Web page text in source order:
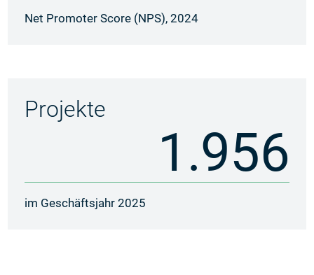
Net Promoter Score (NPS), 2024
1.956
Projekte
im Geschäftsjahr 2025